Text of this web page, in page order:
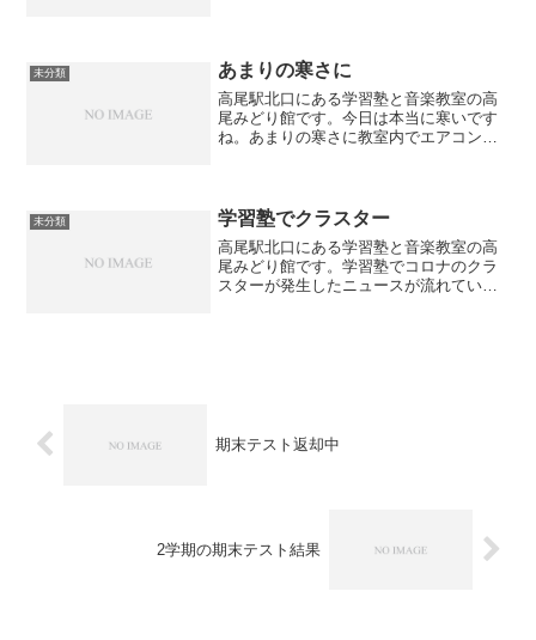
としましては実際にレッス...
未分類 あまりの寒さに
高尾駅北口にある学習塾と音楽教室の高
尾みどり館です。今日は本当に寒いです
ね。あまりの寒さに教室内でエアコンと
にしていきます。明日は学習...
未分類 学習塾でクラスター
高尾駅北口にある学習塾と音楽教室の高
尾みどり館です。学習塾でコロナのクラ
スターが発生したニュースが流れていま
期末テスト返却中
2学期の期末テスト結果